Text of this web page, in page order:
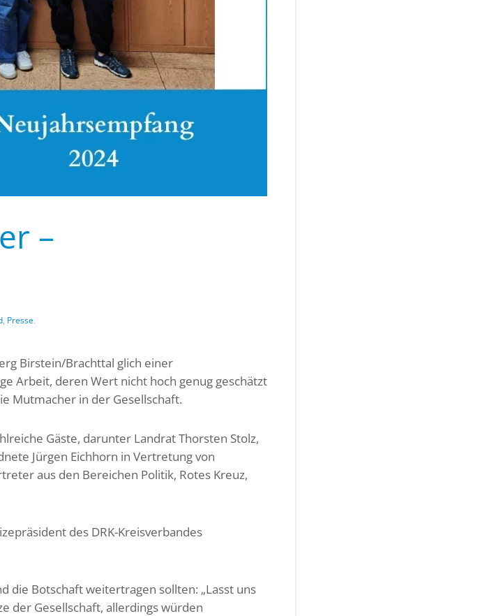
–
, Presse.
Birstein/Brachttal glich einer
Arbeit, deren Wert nicht hoch genug geschätzt
Mutmacher in der Gesellschaft.
Gäste, darunter Landrat Thorsten Stolz,
Jürgen Eichhorn in Vertretung von
aus den Bereichen Politik, Rotes Kreuz,
des DRK-Kreisverbandes
die Botschaft weitertragen sollten: „Lasst uns
der Gesellschaft, allerdings würden